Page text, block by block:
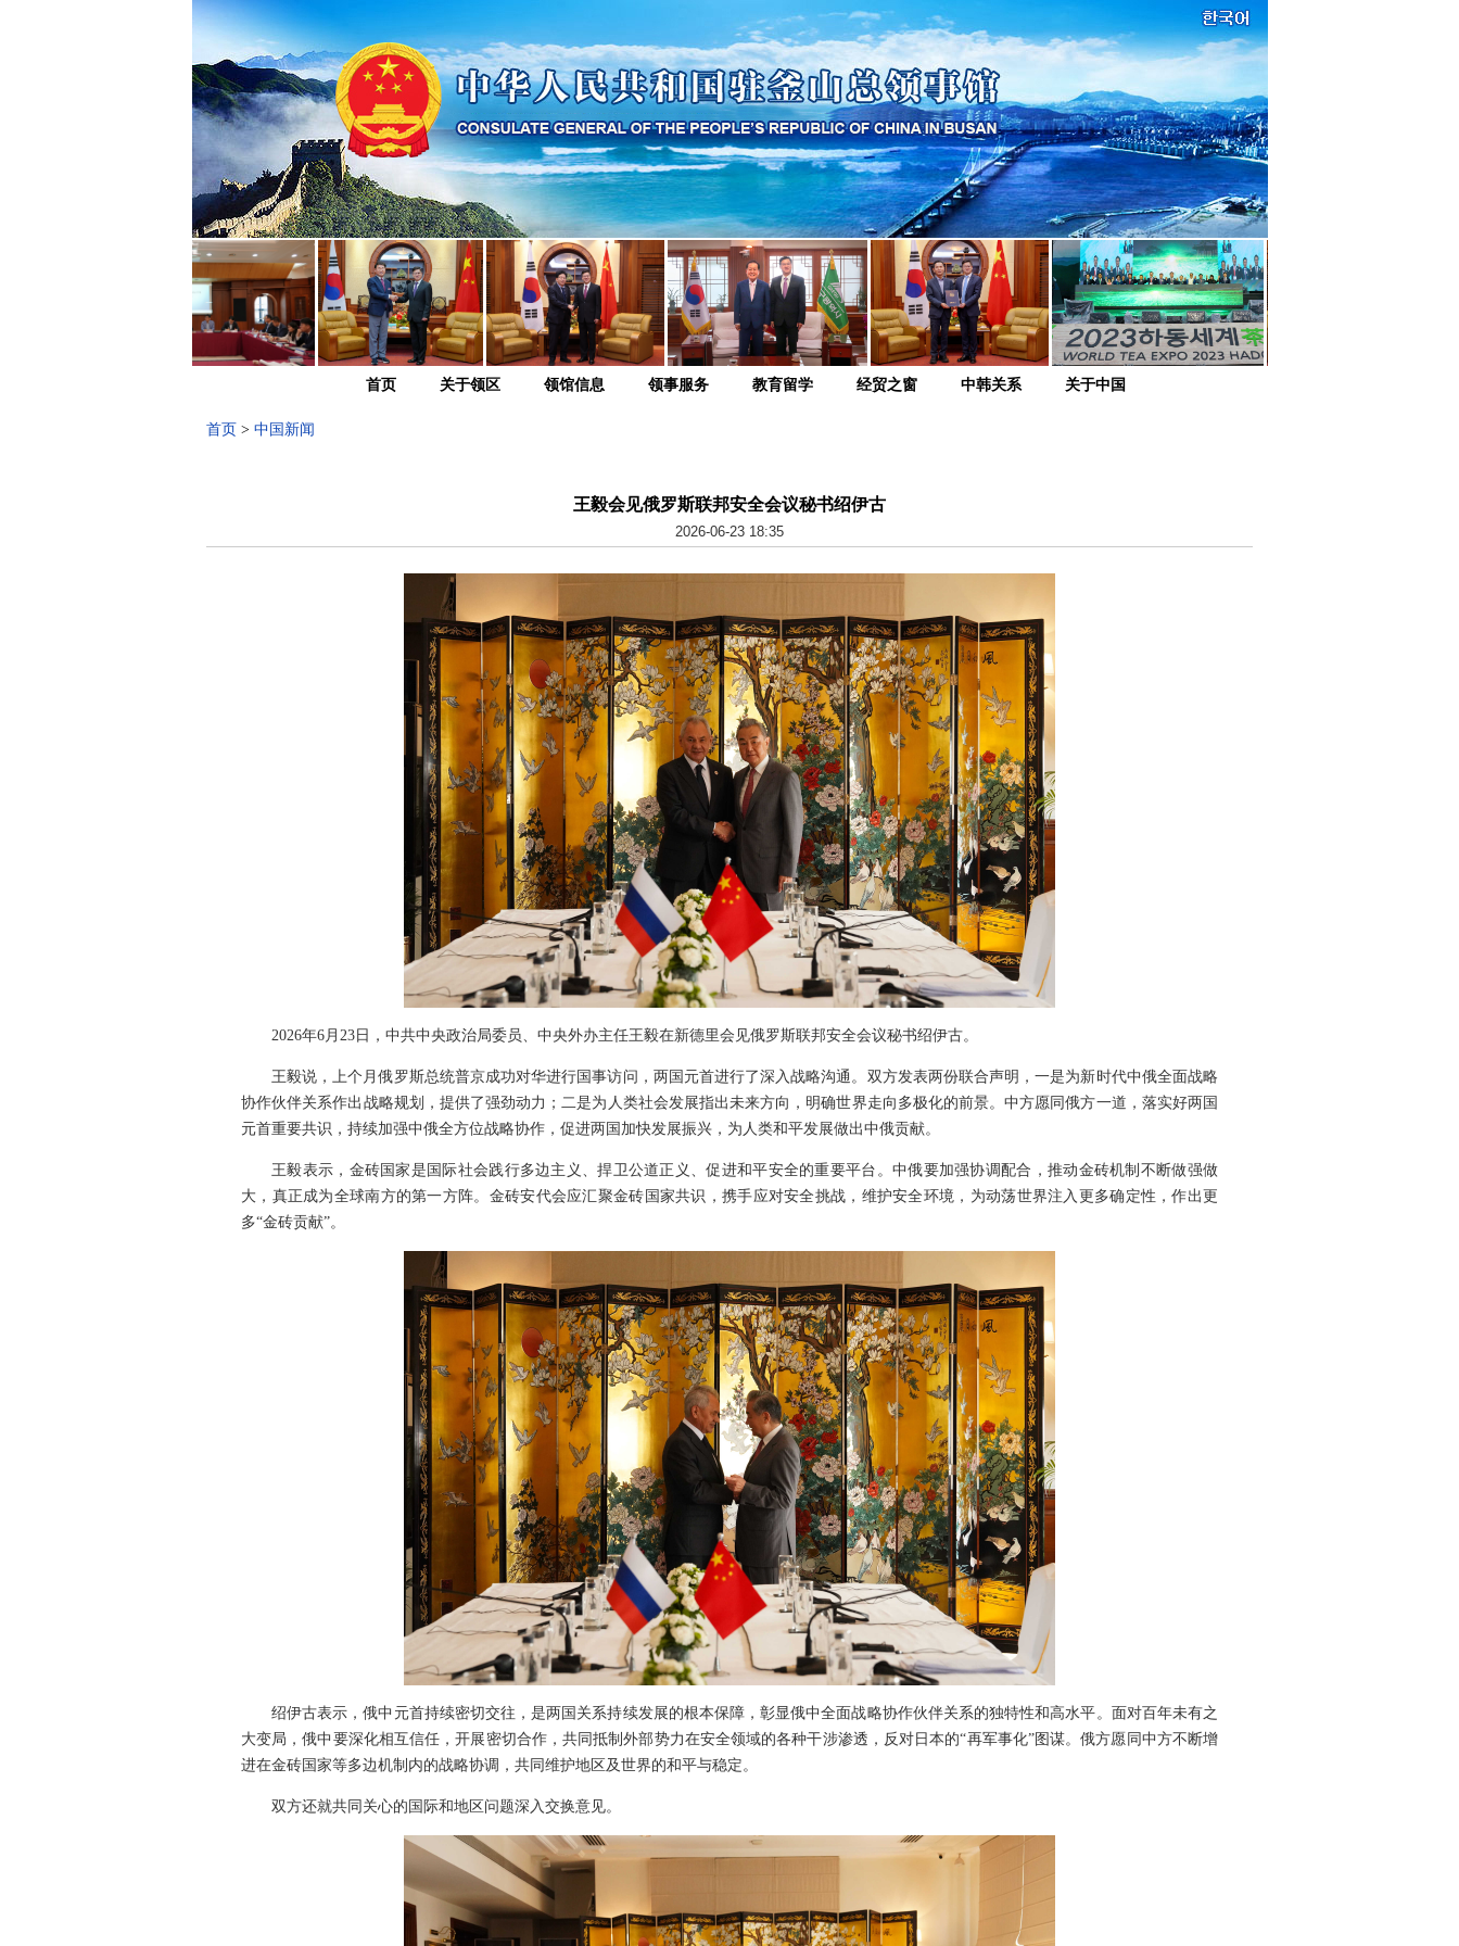
首页 关于领区 领馆信息 领事服务 教育留学 经贸之窗 中韩关系 关于中国
首页 > 中国新闻
王毅会见俄罗斯联邦安全会议秘书绍伊古
2026-06-23 18:35
2026年6月23日，中共中央政治局委员、中央外办主任王毅在新德里会见俄罗斯联邦安全会议秘书绍伊古。
王毅说，上个月俄罗斯总统普京成功对华进行国事访问，两国元首进行了深入战略沟通。双方发表两份联合声明，一是为新时代中俄全面战略
协作伙伴关系作出战略规划，提供了强劲动力；二是为人类社会发展指出未来方向，明确世界走向多极化的前景。中方愿同俄方一道，落实好两国
元首重要共识，持续加强中俄全方位战略协作，促进两国加快发展振兴，为人类和平发展做出中俄贡献。
王毅表示，金砖国家是国际社会践行多边主义、捍卫公道正义、促进和平安全的重要平台。中俄要加强协调配合，推动金砖机制不断做强做
大，真正成为全球南方的第一方阵。金砖安代会应汇聚金砖国家共识，携手应对安全挑战，维护安全环境，为动荡世界注入更多确定性，作出更
多“金砖贡献”。
绍伊古表示，俄中元首持续密切交往，是两国关系持续发展的根本保障，彰显俄中全面战略协作伙伴关系的独特性和高水平。面对百年未有之
大变局，俄中要深化相互信任，开展密切合作，共同抵制外部势力在安全领域的各种干涉渗透，反对日本的“再军事化”图谋。俄方愿同中方不断增
进在金砖国家等多边机制内的战略协调，共同维护地区及世界的和平与稳定。
双方还就共同关心的国际和地区问题深入交换意见。